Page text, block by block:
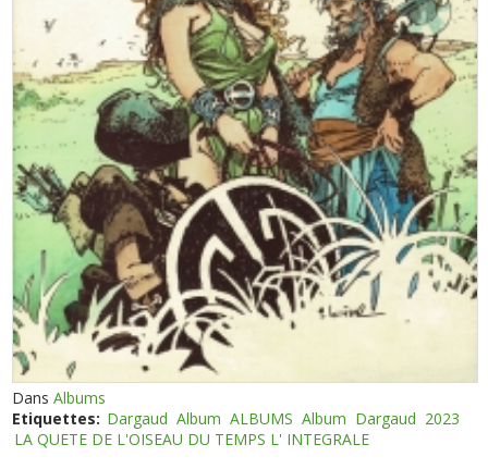
DansAlbums
Etiquettes: Dargaud Album ALBUMS Album Dargaud 2023
LA QUETE DE L'OISEAU DU TEMPS L' INTEGRALE